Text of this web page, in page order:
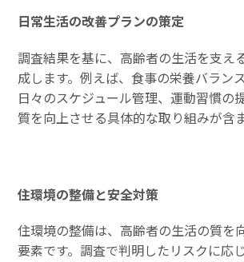
日常生活の改善プランの策定
調査結果を基に、高齢者の生活を支え
成します。例えば、食事の栄養バラン
日々のスケジュール管理、運動習慣の
質を向上させる具体的な取り組みが含
住環境の整備と安全対策
住環境の整備は、高齢者の生活の質を
要素です。調査で判明したリスクに応